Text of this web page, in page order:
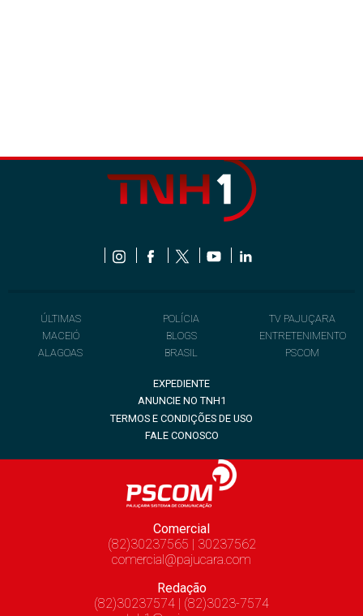
ÚLTIMAS
MACEIÓ
ALAGOAS
POLÍCIA
BLOGS
BRASIL
TV PAJUÇARA
ENTRETENIMENTO
PSCOM
EXPEDIENTE
ANUNCIE NO TNH1
TERMOS E CONDIÇÕES DE USO
FALE CONOSCO
Comercial
(82)30237565 | 30237562
comercial@pajucara.com
Redação
(82)30237574 | (82)3023-7574